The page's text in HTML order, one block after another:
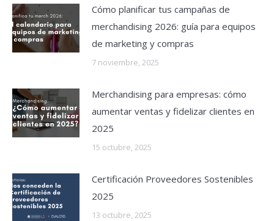
Cómo planificar tus campañas de
merchandising 2026: guía para equipos
de marketing y compras
7 noviembre, 2025
Merchandising para empresas: cómo
aumentar ventas y fidelizar clientes en
2025
15 octubre, 2025
Certificación Proveedores Sostenibles
2025
13 octubre, 2025